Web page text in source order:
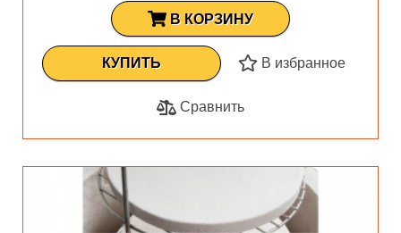
В КОРЗИНУ
КУПИТЬ В избранное
Сравнить